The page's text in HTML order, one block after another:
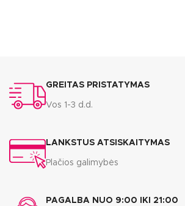
GREITAS PRISTATYMAS
Vos 1-3 d.d.
LANKSTUS ATSISKAITYMAS
Plačios galimybės
PAGALBA NUO 9:00 IKI 21:00